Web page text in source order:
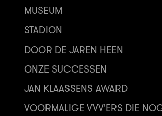
MUSEUM
STADION
DOOR DE JAREN HEEN
ONZE SUCCESSEN
JAN KLAASSENS AWARD
VOORMALIGE VVV'ERS DIE